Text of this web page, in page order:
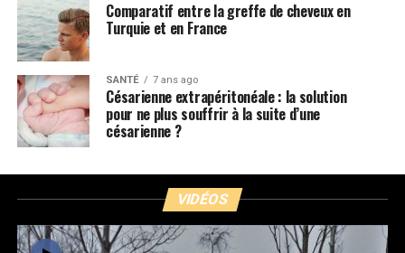
Comparatif entre la greffe de cheveux en
Turquie et en France
SANTÉ 7 ans ago
Césarienne extrapéritonéale : la solution
pour ne plus souffrir à la suite d’une
césarienne ?
VIDÉOS